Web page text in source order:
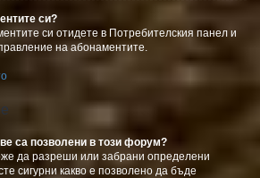
си?
си отидете в Потребителския панел и
на абонаментите.
са позволени в този форум?
да разреши или забрани определени
сигурни какво е позволено да бъде